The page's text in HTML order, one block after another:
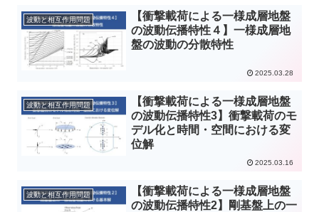
波動と相互作用問題
【衝撃載荷による一様成層地盤
の波動伝播特性４】一様成層地
盤の波動の分散特性
2025.03.28
波動と相互作用問題
【衝撃載荷による一様成層地盤
の波動伝播特性3】衝撃載荷のモ
デル化と時間・空間における変
位解
2025.03.16
波動と相互作用問題
【衝撃載荷による一様成層地盤
の波動伝播特性2】剛基盤上の一